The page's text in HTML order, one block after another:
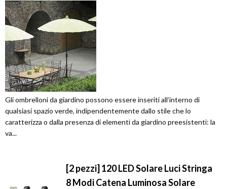
Gli ombrelloni da giardino possono essere inseriti all’interno di
qualsiasi spazio verde, indipendentemente dallo stile che lo
caratterizza o dalla presenza di elementi da giardino preesistenti: la
va...
[2 pezzi] 120 LED Solare Luci Stringa
8 Modi Catena Luminosa Solare